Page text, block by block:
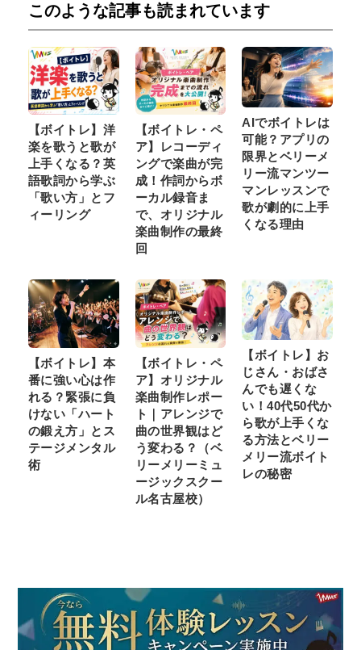
このような記事も読まれています
【ボイトレ】洋
楽を歌うと歌が
上手くなる？英
語歌詞から学ぶ
「歌い方」とフ
ィーリング
【ボイトレ・ペ
ア】レコーディ
ングで楽曲が完
成！作詞からボ
ーカル録音ま
で、オリジナル
楽曲制作の最終
回
AIでボイトレは
可能？アプリの
限界とベリーメ
リー流マンツー
マンレッスンで
歌が劇的に上手
くなる理由
【ボイトレ】本
番に強い心は作
れる？緊張に負
けない「ハート
の鍛え方」とス
テージメンタル
術
【ボイトレ・ペ
ア】オリジナル
楽曲制作レポー
ト｜アレンジで
曲の世界観はど
う変わる？（ベ
リーメリーミュ
ージックスクー
ル名古屋校）
【ボイトレ】お
じさん・おばさ
んでも遅くな
い！40代50代か
ら歌が上手くな
る方法とベリー
メリー流ボイト
レの秘密